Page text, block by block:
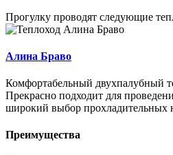
Прогулку проводят следующие
Алина Браво
Комфортабельный двухпалубный
Прекрасно подходит для
широкий выбор прохладительных
Преимущества